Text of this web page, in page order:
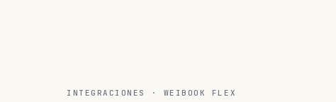
INTEGRACIONES · WEIBOOK FLEX